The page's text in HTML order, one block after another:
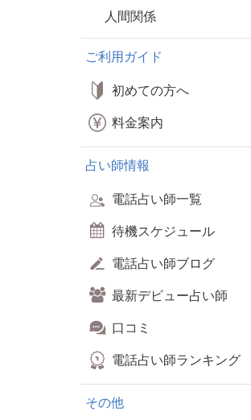
人間関係
ご利用ガイド
初めての方へ
料金案内
占い師情報
電話占い師一覧
待機スケジュール
電話占い師ブログ
最新デビュー占い師
口コミ
電話占い師ランキング
その他